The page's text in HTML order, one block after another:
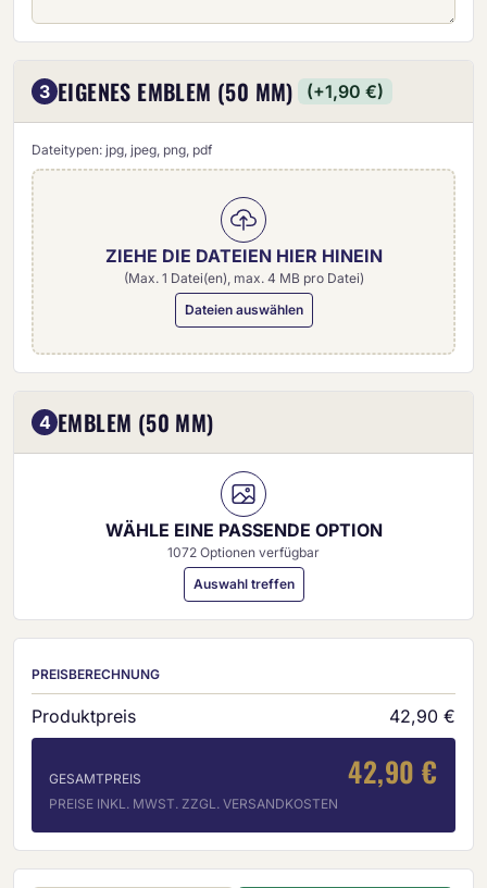
3 EIGENES EMBLEM (50 MM) (+1,90 €)
Dateitypen: jpg, jpeg, png, pdf
ZIEHE DIE DATEIEN HIER HINEIN
(Max. 1 Datei(en), max. 4 MB pro Datei)
Dateien auswählen
4 EMBLEM (50 MM)
WÄHLE EINE PASSENDE OPTION
1072 Optionen verfügbar
Auswahl treffen
PREISBERECHNUNG
Produktpreis 42,90 €
GESAMTPREIS 42,90 €
PREISE INKL. MWST. ZZGL. VERSANDKOSTEN